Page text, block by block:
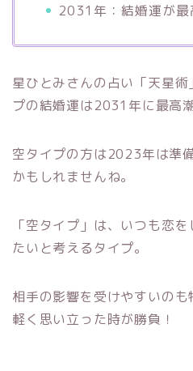
2031年：結婚運が最
星ひとみさんの占い「天星
プの結婚運は2031年に最高
空タイプの方は2023年は準
かもしれませんね。
「空タイプ」は、いつも恋
たいと考えるタイプ。
相手の影響を受けやすいの
軽く思い立った時が勝負！